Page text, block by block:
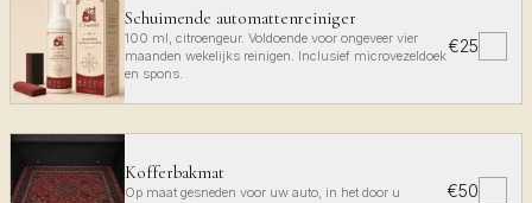
Schuimende automattenreiniger
100 ml, citroengeur. Voldoende voor ongeveer vier
maanden wekelijks reinigen. Inclusief microvezeldoek
en spons.
€25
Kofferbakmat
Op maat gesneden voor uw auto, in het door u
€50